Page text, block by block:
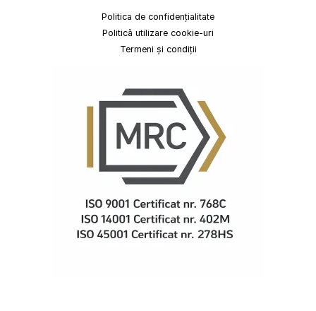
Politica de confidențialitate
Politică utilizare cookie-uri
Termeni și condiții